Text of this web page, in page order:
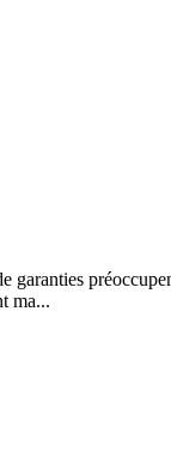
ma...